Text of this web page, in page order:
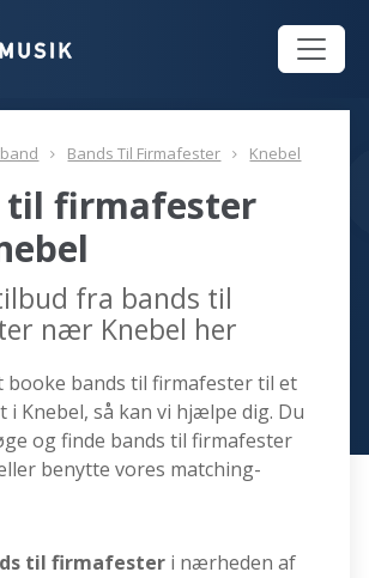
Bands Til Firmafester Knebel
til firmafester
fra bands til
nær Knebel her
booke bands til firmafester til et
i Knebel, så kan vi hjælpe dig. Du
og finde bands til firmafester
benytte vores matching-
til firmafester i nærheden af